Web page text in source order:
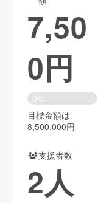
ゲーム・サ
書籍・雑誌
チャレンジ
Creation
コミュニティ
7,50
0円
0%
目標金額は
8,500,000円
支援者数
2人